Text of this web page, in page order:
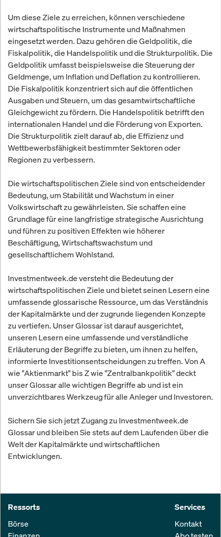
Um diese Ziele zu erreichen, können verschiedene
wirtschaftspolitische Instrumente und Maßnahmen
eingesetzt werden. Dazu gehören die Geldpolitik, die
Fiskalpolitik, die Handelspolitik und die Strukturpolitik. Die
Geldpolitik umfasst beispielsweise die Steuerung der
Geldmenge, um Inflation und Deflation zu kontrollieren.
Die Fiskalpolitik konzentriert sich auf die öffentlichen
Ausgaben und Steuern, um das gesamtwirtschaftliche
Gleichgewicht zu fördern. Die Handelspolitik betrifft den
internationalen Handel und die Förderung von Exporten.
Die Strukturpolitik zielt darauf ab, die Effizienz und
Wettbewerbsfähigkeit bestimmter Sektoren oder
Regionen zu verbessern.
Die wirtschaftspolitischen Ziele sind von entscheidender
Bedeutung, um Stabilität und Wachstum in einer
Volkswirtschaft zu gewährleisten. Sie schaffen eine
Grundlage für eine langfristige strategische Ausrichtung
und führen zu positiven Effekten wie höherer
Beschäftigung, Wirtschaftswachstum und
gesellschaftlichem Wohlstand.
Investmentweek.de versteht die Bedeutung der
wirtschaftspolitischen Ziele und bietet seinen Lesern eine
umfassende glossarische Ressource, um das Verständnis
der Kapitalmärkte und der zugrunde liegenden Konzepte
zu vertiefen. Unser Glossar ist darauf ausgerichtet,
unseren Lesern eine umfassende und verständliche
Erläuterung der Begriffe zu bieten, um ihnen zu helfen,
informierte Investitionsentscheidungen zu treffen. Von A
wie "Aktienmarkt" bis Z wie "Zentralbankpolitik" deckt
unser Glossar alle wichtigen Begriffe ab und ist ein
unverzichtbares Werkzeug für alle Anleger und Investoren.
Sichern Sie sich jetzt Zugang zu Investmentweek.de
Glossar und bleiben Sie stets auf dem Laufenden über die
Welt der Kapitalmärkte und wirtschaftlichen
Entwicklungen.
Ressorts
Börse
Services
Kontakt